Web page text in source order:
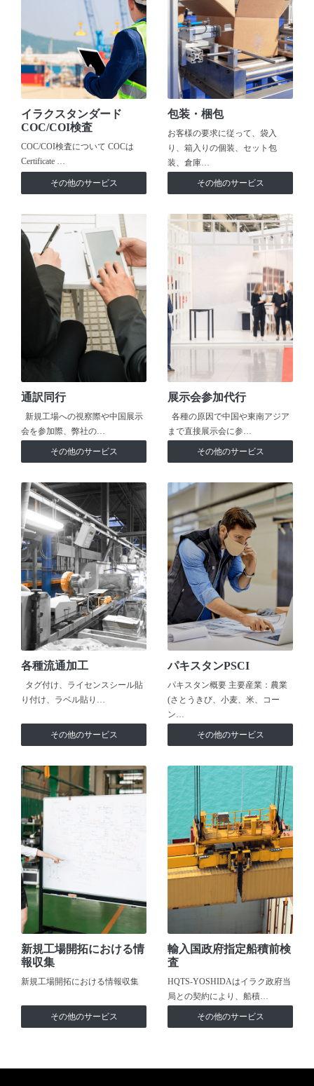
イラクスタンダード
COC/COI検査
COC/COI検査について COCは
Certificate …
その他のサービス
包装・梱包
お客様の要求に従って、袋入
り、箱入りの個装、セット包
装、倉庫…
その他のサービス
通訳同行
新規工場への視察際や中国展示
会を参加際、弊社の…
その他のサービス
展示会参加代行
各種の原因で中国や東南アジア
まで直接展示会に参…
その他のサービス
各種流通加工
タグ付け、ライセンスシール貼
り付け、ラベル貼り…
その他のサービス
パキスタンPSCI
パキスタン概要 主要産業：農業
(さとうきび、小麦、米、コー
ン…
その他のサービス
新規工場開拓における情
報収集
新規工場開拓における情報収集
その他のサービス
輸入国政府指定船積前検
査
HQTS-YOSHIDAはイラク政府当
局との契約により、船積…
その他のサービス